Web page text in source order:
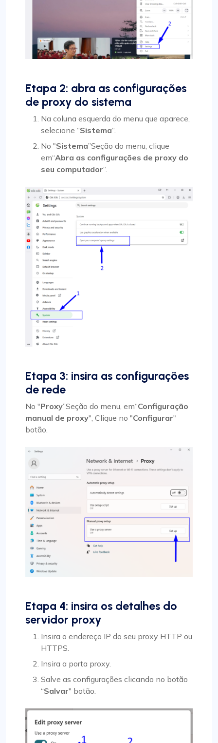
Etapa 2: abra as configurações
de proxy do sistema
Na coluna esquerda do menu que aparece,
selecione “Sistema“.
No "Sistema”Seção do menu, clique
em“Abra as configurações de proxy do
seu computador“.
Etapa 3: insira as configurações
de rede
No "Proxy”Seção do menu, em“Configuração
manual de proxy", Clique no "Configurar"
botão.
Etapa 4: insira os detalhes do
servidor proxy
Insira o endereço IP do seu proxy HTTP ou
HTTPS.
Insira a porta proxy.
Salve as configurações clicando no botão
“Salvar" botão.